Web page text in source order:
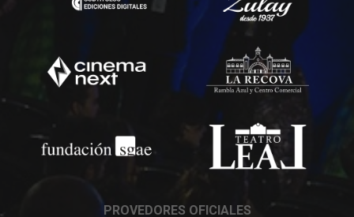
PROVEDORES OFICIALES